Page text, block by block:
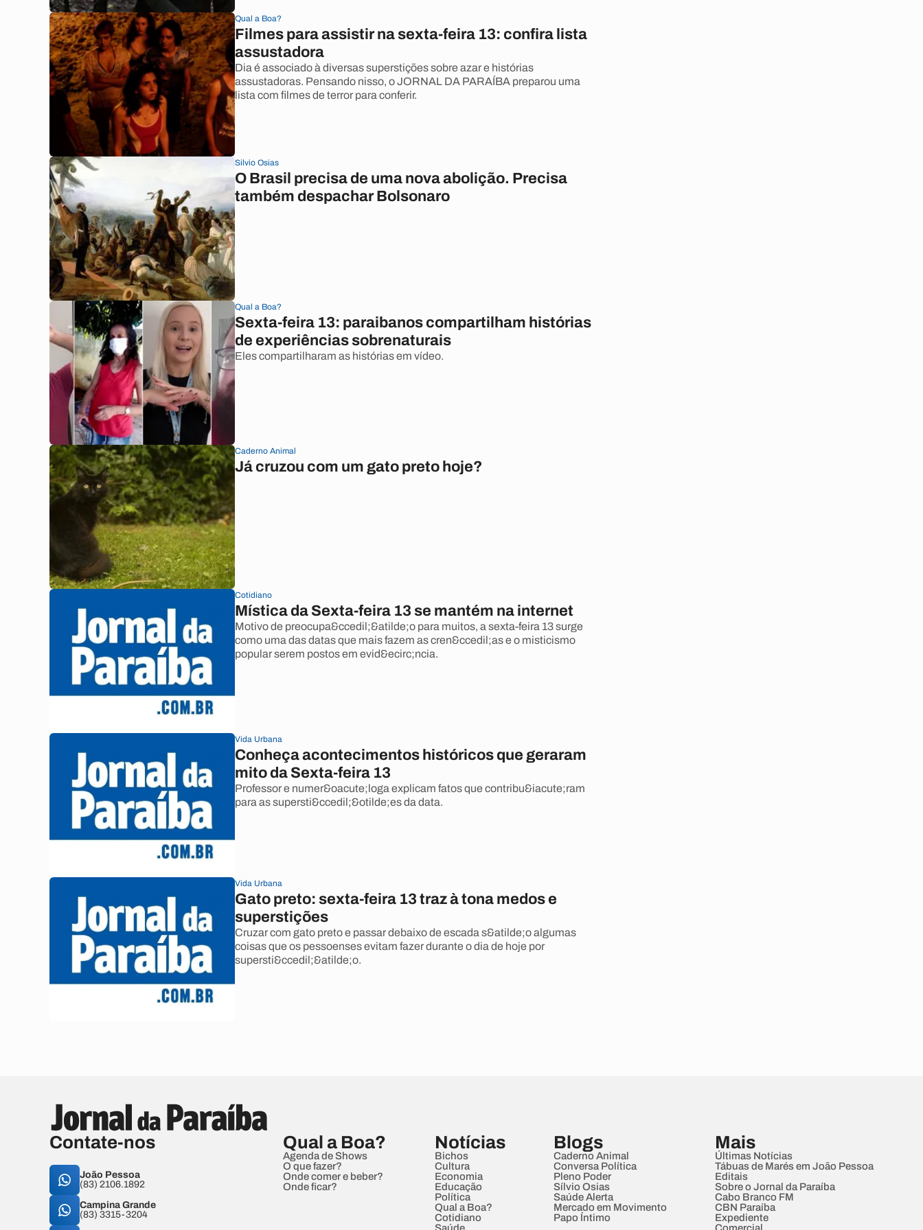
Qual a Boa?
Filmes para assistir na sexta-feira 13: confira lista
assustadora
Dia é associado à diversas superstições sobre azar e histórias
assustadoras. Pensando nisso, o JORNAL DA PARAÍBA preparou uma
lista com filmes de terror para conferir.
Silvio Osias
O Brasil precisa de uma nova abolição. Precisa
também despachar Bolsonaro
Qual a Boa?
Sexta-feira 13: paraibanos compartilham histórias
de experiências sobrenaturais
Eles compartilharam as histórias em vídeo.
Caderno Animal
Já cruzou com um gato preto hoje?
Cotidiano
Mística da Sexta-feira 13 se mantém na internet
Motivo de preocupa&ccedil;&atilde;o para muitos, a sexta-feira 13 surge
como uma das datas que mais fazem as cren&ccedil;as e o misticismo
popular serem postos em evid&ecirc;ncia.
Vida Urbana
Conheça acontecimentos históricos que geraram
mito da Sexta-feira 13
Professor e numer&oacute;loga explicam fatos que contribu&iacute;ram
para as supersti&ccedil;&otilde;es da data.
Vida Urbana
Gato preto: sexta-feira 13 traz à tona medos e
superstições
Cruzar com gato preto e passar debaixo de escada s&atilde;o algumas
coisas que os pessoenses evitam fazer durante o dia de hoje por
supersti&ccedil;&atilde;o.
Contate-nos
João Pessoa
(83) 2106.1892
Campina Grande
(83) 3315-3204
Qual a Boa?
Agenda de Shows
O que fazer?
Onde comer e beber?
Onde ficar?
Notícias
Bichos
Cultura
Economia
Educação
Política
Qual a Boa?
Cotidiano
Blogs
Caderno Animal
Conversa Política
Pleno Poder
Sílvio Osias
Saúde Alerta
Mercado em Movimento
Papo Íntimo
Mais
Últimas Notícias
Tábuas de Marés em João Pessoa
Editais
Sobre o Jornal da Paraíba
Cabo Branco FM
CBN Paraíba
Expediente